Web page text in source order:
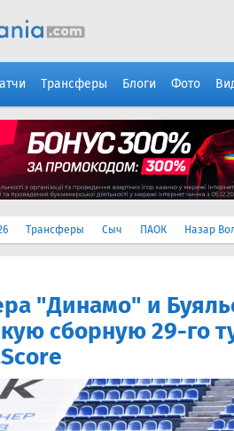
Трансферы Блоги Фото
Трансферы Сыч ПАОК Назар
"Динамо" и
сборную 29-го